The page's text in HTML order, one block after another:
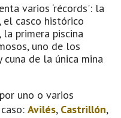
varios ‘récords': la
el casco histórico
primera piscina
uno de los
cuna de la única mina
uno o varios
Avilés, Castrillón,